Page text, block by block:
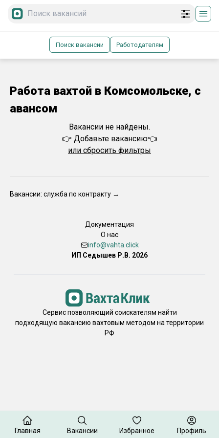
Поиск вакансии Работодателям
Работа вахтой в Комсомольске, с
авансом
Вакансии не найдены.
👉 Добавьте вакансию👈
или сбросить фильтры
Вакансии: служба по контракту →
Документация
О нас
info@vahta.click
ИП Седышев Р.В. 2026
Сервис позволяющий соискателям найти
подходящую вакансию вахтовым методом на территории
РФ
Главная Вакансии Избранное Профиль